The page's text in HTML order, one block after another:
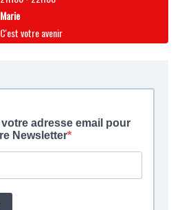
Marie
C'est votre avenir